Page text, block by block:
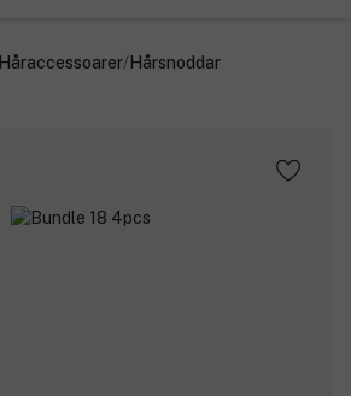
Håraccessoarer/Hårsnoddar